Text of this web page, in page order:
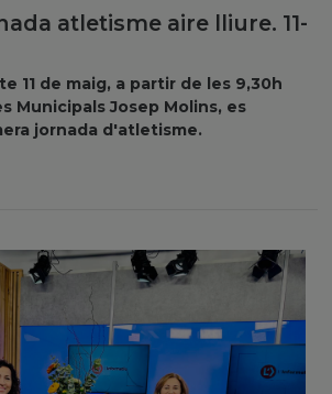
atletisme aire lliure. 11-
11 de maig, a partir de les 9,30h
Municipals Josep Molins, es
jornada d'atletisme.